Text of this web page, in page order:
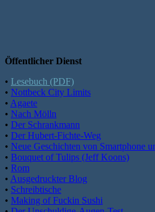
Öffentlicher Dienst
• Lesebuch (PDF)
• Nottbeck City Limits
• Agaete
• Nach Mölln
• Der Schrankmann
• Der Hubert-Fichte-Weg
• Neue Geschichten von Smartphone
• Bouquet of Tulips (Jeff Koons)
• Rom
• Ausgedruckter Blog
• Schreibtische
• Making of Fuckin Sushi